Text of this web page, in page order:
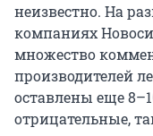
неизвестно. На
компаниях
множество
производителей
оставлены еще
отрицательные,